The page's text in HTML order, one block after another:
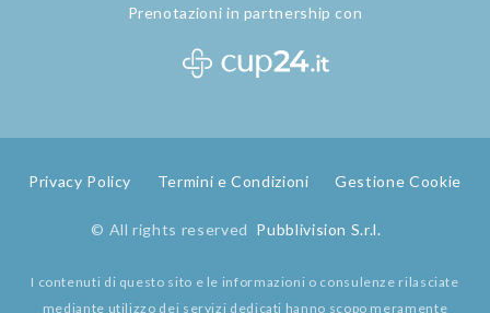
Prenotazioni in partnership con
Privacy Policy Termini e Condizioni Gestione Cookie
© All rights reserved Pubblivision S.r.l.
I contenuti di questo sito e le informazioni o consulenze rilasciate
mediante utilizzo dei servizi dedicati hanno scopo meramente